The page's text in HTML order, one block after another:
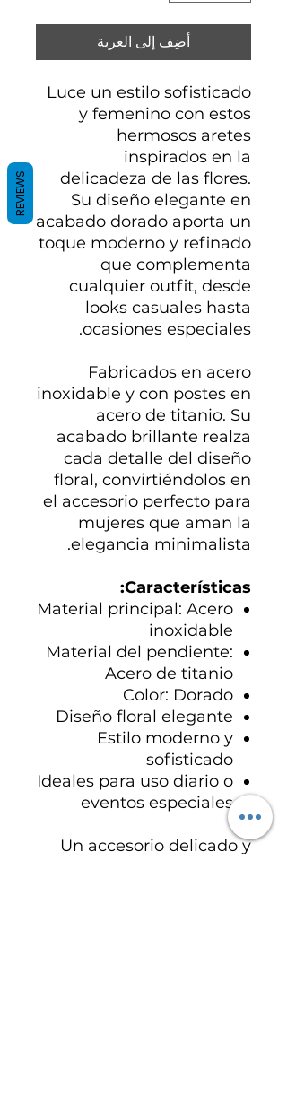
أضِف إلى العربة
Luce un estilo sofisticado
y femenino con estos
hermosos aretes
inspirados en la
delicadeza de las flores.
Su diseño elegante en
acabado dorado aporta un
toque moderno y refinado
que complementa
cualquier outfit, desde
looks casuales hasta
ocasiones especiales.
Fabricados en acero
inoxidable y con postes en
acero de titanio. Su
acabado brillante realza
cada detalle del diseño
floral, convirtiéndolos en
el accesorio perfecto para
mujeres que aman la
elegancia minimalista.
Características:
Material principal: Acero
inoxidable
Material del pendiente:
Acero de titanio
Color: Dorado
Diseño floral elegante
Estilo moderno y
sofisticado
Ideales para uso diario o
eventos especiales
Un accesorio delicado y
REVIEWS